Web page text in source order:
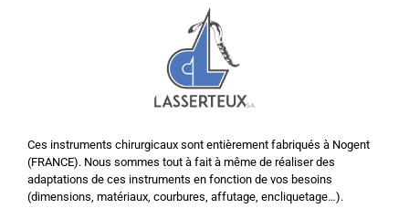
Ces instruments chirurgicaux sont entièrement fabriqués à Nogent
(FRANCE). Nous sommes tout à fait à même de réaliser des
adaptations de ces instruments en fonction de vos besoins
(dimensions, matériaux, courbures, affutage, encliquetage…).